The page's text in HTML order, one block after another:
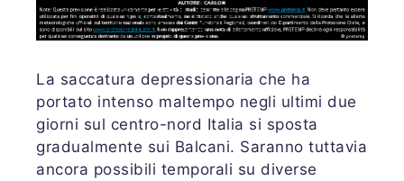
La saccatura depressionaria che ha
portato intenso maltempo negli ultimi due
giorni sul centro-nord Italia si sposta
gradualmente sui Balcani. Saranno tuttavia
ancora possibili temporali su diverse